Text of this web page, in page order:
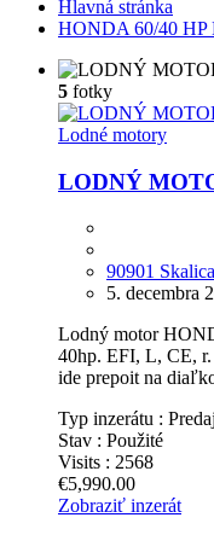
Hlavná stránka
HONDA 60/40 HP
5 fotky
Lodné motory
LODNÝ
90901 Skalica
5. decembra
Lodný motor
40hp. EFI, L, CE,
ide prepoit na
Typ inzerátu : Predaj
Stav : Použité
Visits : 2568
€5,990.00
Zobraziť inzerát